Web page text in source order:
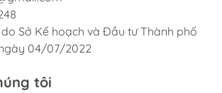
do Sở Kế hoạch và Đầu tư Thành phố
04/07/2022
tôi